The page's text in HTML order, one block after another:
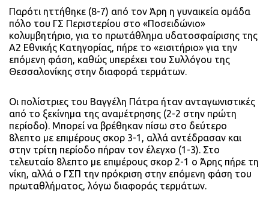
Παρότι ηττήθηκε (8-7) από τον Άρη η γυναικεία ομάδα
πόλο του ΓΣ Περιστερίου στο «Ποσειδώνιο»
κολυμβητήριο, για το πρωτάθλημα υδατοσφαίρισης της
Α2 Εθνικής Κατηγορίας, πήρε το «εισιτήριο» για την
επόμενη φάση, καθώς υπερέχει του Συλλόγου της
Θεσσαλονίκης στην διαφορά τερμάτων.
Οι πολίστριες του Βαγγέλη Πάτρα ήταν ανταγωνιστικές
από το ξεκίνημα της αναμέτρησης (2-2 στην πρώτη
περίοδο). Μπορεί να βρέθηκαν πίσω στο δεύτερο
8λεπτο με επιμέρους σκορ 3-1, αλλά αντέδρασαν και
στην τρίτη περίοδο πήραν τον έλεγχο (1-3). Στο
τελευταίο 8λεπτο με επιμέρους σκορ 2-1 ο Άρης πήρε τη
νίκη, αλλά ο ΓΣΠ την πρόκριση στην επόμενη φάση του
πρωταθλήματος, λόγω διαφοράς τερμάτων.